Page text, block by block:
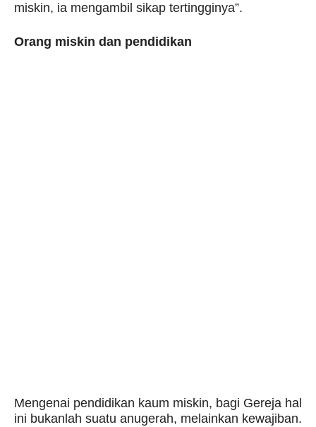
miskin, ia mengambil sikap tertingginya”.
Orang miskin dan pendidikan
Mengenai pendidikan kaum miskin, bagi Gereja hal
ini bukanlah suatu anugerah, melainkan kewajiban.